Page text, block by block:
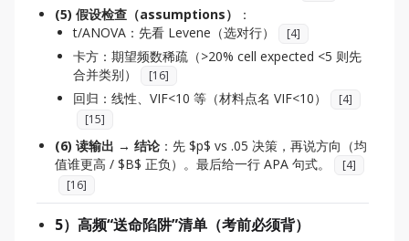
(5) 假设检查（assumptions）
：
t/ANOVA：先看 Levene（选对行）
[4]
卡方：期望频数稀疏（>20% cell expected <5 则先
合并类别）
[16]
回归：线性、VIF<10 等（材料点名 VIF<10） [4]
[15]
(6) 读输出 → 结论 ：先 $p$ vs .05 决策，再说方向（均
值谁更高 / $B$ 正负）。最后给一行 APA 句式。
[4]
[16]
5）高频“送命陷阱”清单（考前必须背）